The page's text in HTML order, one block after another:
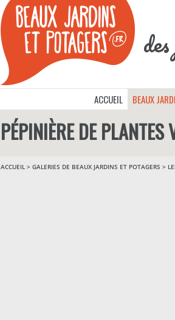
ACCUEIL BEAUX
PÉPINIÈRE DE
ACCUEIL > GALERIES DE BEAUX JARDINS ET POTAGERS >